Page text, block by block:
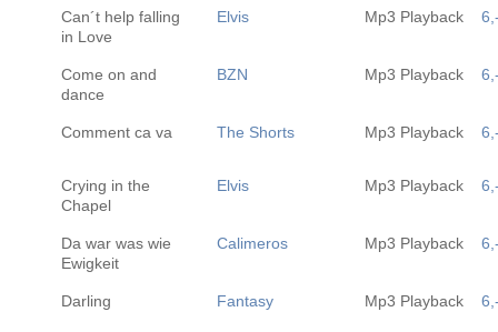
Can´t help falling
in Love
Elvis Mp3 Playback
Come on and
dance
BZN Mp3 Playback
Comment ca va The Shorts Mp3 Playback
Crying in the
Chapel
Elvis Mp3 Playback
Da war was wie
Ewigkeit
Calimeros Mp3 Playback
Darling Fantasy Mp3 Playback